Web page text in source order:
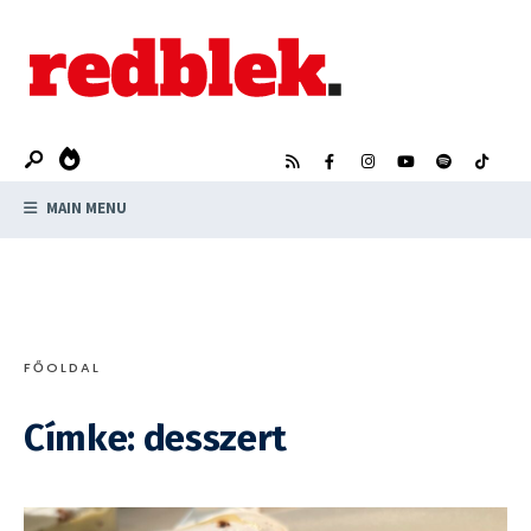
content
MAIN MENU
FŐOLDAL
Címke: desszert